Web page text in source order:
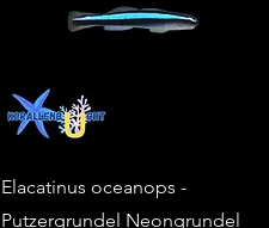
Elacatinus oceanops -
Putzergrundel Neongrundel